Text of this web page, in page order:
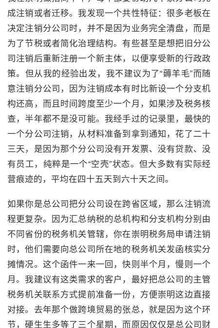
成注销或者迁移。我发现一个共性特征：很多老板在
决定注销分公司时，并不是因为业务完全清盘，而是
为了节税或者简化治理结构。有些甚至是想把旧分公
司注销后重新注册一个新主体，以便享受新的行政政
策。但从我的经验出发，我不建议为了“薅羊毛”而随
意注销分公司，因为注销成本有时比新设一个分支机
构还高，而且时间跨度至少一个月，如果涉及税务核
查，半年都不是没可能。我经手过的记录里，最快的
一个分公司注销，从材料准备到拿到通知，花了二十
三天，是因为那个分公司没有开发票、没有贷款、没
有员工，纯粹是一个“空壳”状态。但大多数有实际经
营痕迹的，平均在四十五天到六十天之间。
如果你是总公司把分公司设在跨省区域，那么注销流
程更复杂。因为汇总纳税的总机构和分支机构分别由
不同省份的税务机关管辖，你在崇明税务局申请注销
时，他们需要向总公司所在地的税务机关发函核实分
摊情况。这个函件一来一回，快则半个月，慢则一个
月。我建议有这类需求的客户，最好把总公司的主管
税务机关联系方式提前准备一份，方便崇明这边直接
对接。去年那个做跨境贸易的张总，就是因为这个环
节，硬生生多等了三个星期，而原因仅仅是总公司财